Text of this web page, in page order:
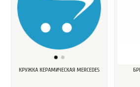
КРУЖКА КЕРАМИЧЕСКАЯ MERCEDES